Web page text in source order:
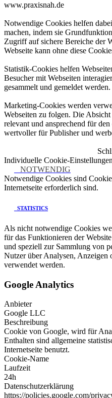
www.praxisnah.de
Notwendige Cookies helfen
machen, indem sie
Zugriff auf sichere Bereiche der
Webseite kann ohne diese
Statistik-Cookies helfen
Besucher mit Webseiten
gesammelt und gemeldet werden.
Marketing-Cookies werden
Webseiten zu folgen. Die
relevant und ansprechend für
wertvoller für Publisher und
Individuelle Cookie-Einstellungen
NOTWENDIG
Notwendige Cookies sind
Internetseite erforderlich sind.
STATISTICS
Als nicht notwendige Cookies
für das Funktionieren der
und speziell zur Sammlung von
Nutzer über Analysen, Anzeigen
verwendet werden.
Google Analytics
Anbieter
Google LLC
Beschreibung
Cookie von Google, wird für
Enthalten sind allgemeine
Internetseite benutzt.
Cookie-Name
Laufzeit
24h
Datenschutzerklärung
https://policies.google.com/